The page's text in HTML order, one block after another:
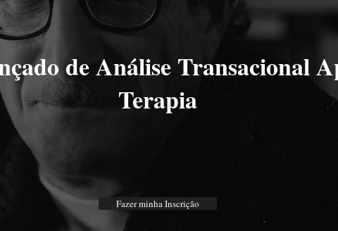
de Análise Transacional
Terapia
Fazer minha Inscrição